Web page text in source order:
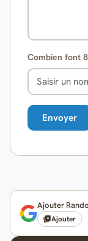
Combien font
Ajouter
Ajouter